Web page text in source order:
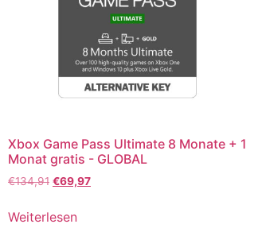
Xbox Game Pass Ultimate 8 Monate + 1
Monat gratis - GLOBAL
€134,91 €69,97
Weiterlesen